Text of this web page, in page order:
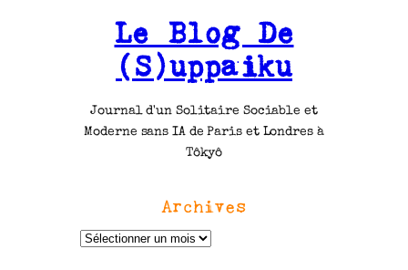
Le Blog De
(S)uppaiku
Journal d'un Solitaire Sociable et
Moderne sans IA de Paris et Londres à
Tôkyô
Archives
A